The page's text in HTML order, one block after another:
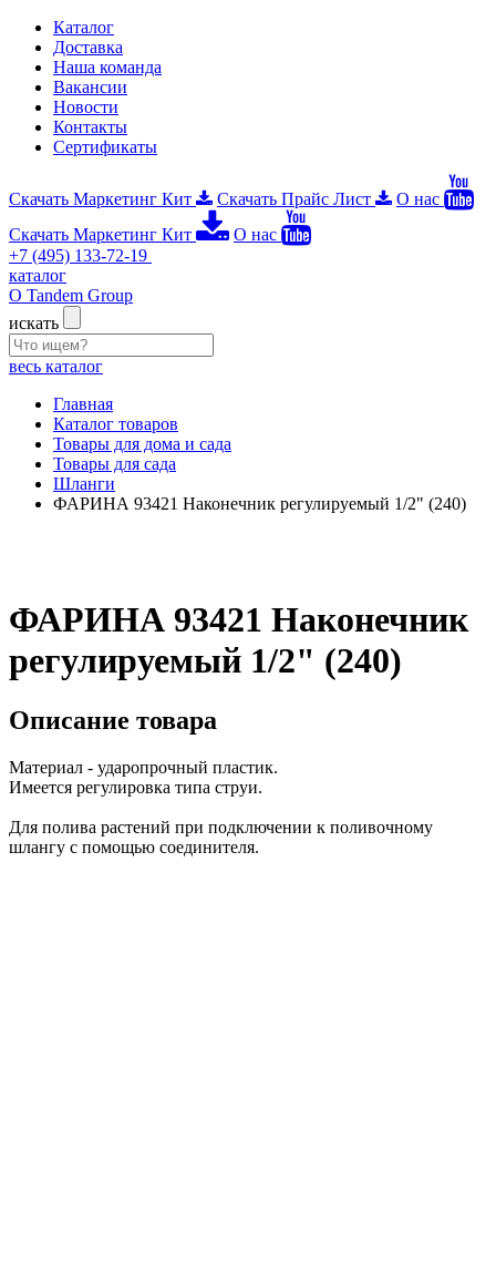
Каталог
Доставка
Наша команда
Вакансии
Новости
Контакты
Сертификаты
Скачать Маркетинг Кит Скачать Прайс Лист
О нас
Скачать Маркетинг Кит
О нас
+7 (495) 133-72-19
каталог
О Tandem Group
искать
весь каталог
Главная
Каталог товаров
Товары для дома и сада
Товары для сада
Шланги
ФАРИНА 93421 Наконечник регулируемый 1/2" (240)
ФАРИНА 93421 Наконечник
регулируемый 1/2" (240)
Описание товара
Материал - ударопрочный пластик.
Имеется регулировка типа струи.
Для полива растений при подключении к поливочному
шлангу с помощью соединителя.